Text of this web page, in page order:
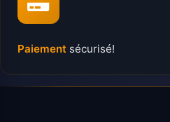
Paiement sécurisé!